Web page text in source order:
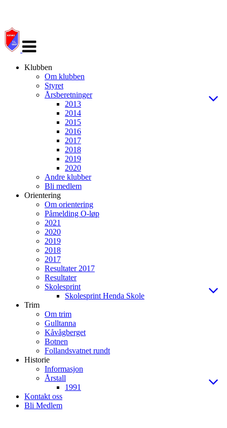
navigasjon
Klubben
Om klubben
Styret
Årsberetninger
2013
2014
2015
2016
2017
2018
2019
2020
Andre klubber
Bli medlem
Orientering
Om orientering
Påmelding O-løp
2021
2020
2019
2018
2017
Resultater 2017
Resultater
Skolesprint
Skolesprint Henda Skole
Trim
Om trim
Gulltanna
Kåvågberget
Botnen
Follandsvatnet rundt
Historie
Informasjon
Årstall
1991
Kontakt oss
Bli Medlem